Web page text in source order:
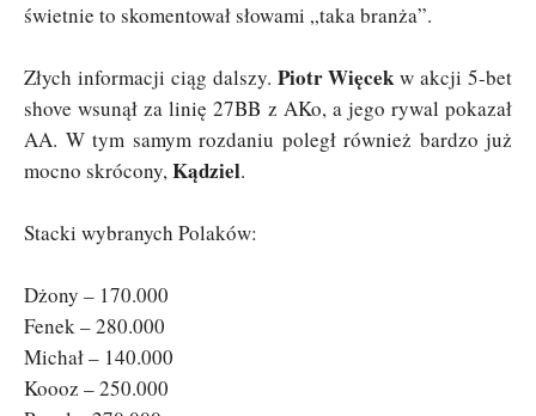
świetnie to skomentował słowami „taka branża”.
Złych informacji ciąg dalszy. Piotr Więcek w akcji 5-bet
shove wsunął za linię 27BB z AKo, a jego rywal pokazał
AA. W tym samym rozdaniu poległ również bardzo już
mocno skrócony,Kądziel.
Stacki wybranych Polaków:
Dżony – 170.000
Fenek – 280.000
Michał – 140.000
Koooz – 250.000